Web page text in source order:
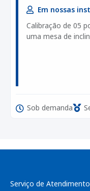
Em nossas
Calibração de 05
uma mesa de
Sob demanda
Serviço de